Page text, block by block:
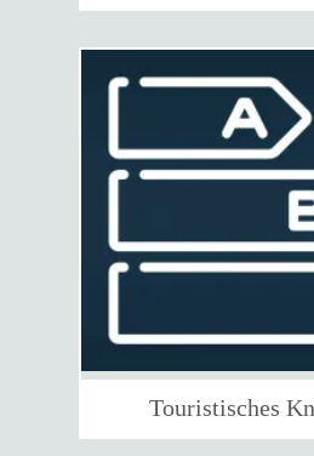
Touristisches